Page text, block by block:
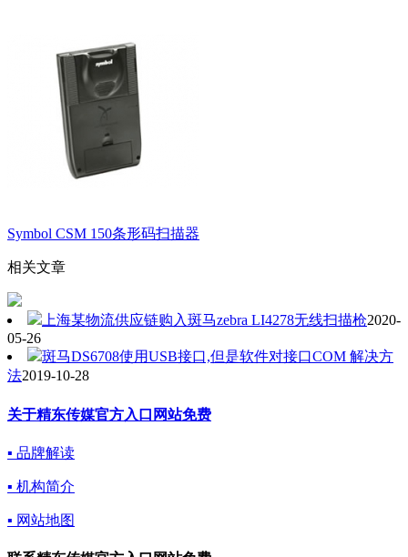
Symbol CSM 150条形码扫描器
相关文章
上海某物流供应链购入斑马zebra LI4278无线扫描枪2020-
05-26
斑马DS6708使用USB接口,但是软件对接口COM 解决方
法2019-10-28
关于精东传媒官方入口网站免费
▪ 品牌解读
▪ 机构简介
▪ 网站地图